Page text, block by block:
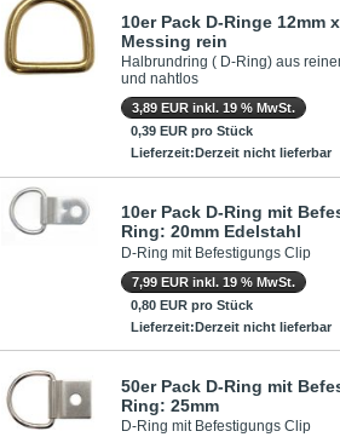
10er Pack D-Ringe 12mm
Messing rein
Halbrundring ( D-Ring) aus
und nahtlos
3,89 EUR inkl. 19 % MwSt.
0,39 EUR pro Stück
Lieferzeit:Derzeit nicht lieferbar
10er Pack D-Ring mit
Ring: 20mm Edelstahl
D-Ring mit Befestigungs Clip
7,99 EUR inkl. 19 % MwSt.
0,80 EUR pro Stück
Lieferzeit:Derzeit nicht lieferbar
50er Pack D-Ring mit
Ring: 25mm
D-Ring mit Befestigungs Clip